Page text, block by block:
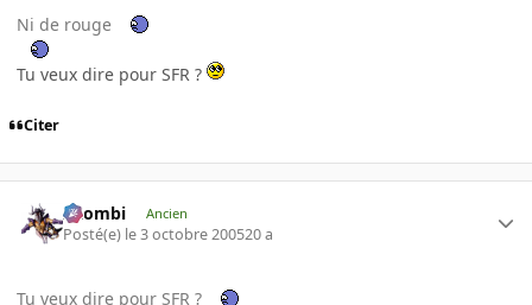
Ni de rouge
Tu veux dire pour SFR ?
Citer
XZombi Ancien
Posté(e) le 3 octobre 200520 a
Tu veux dire pour SFR ?